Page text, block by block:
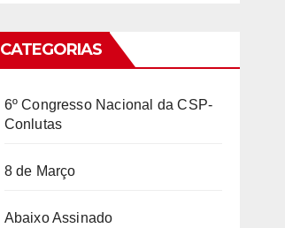
CATEGORIAS
6º Congresso Nacional da CSP-
Conlutas
8 de Março
Abaixo Assinado